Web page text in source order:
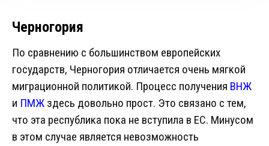
Черногория
По сравнению с большинством европейских
государств, Черногория отличается очень мягкой
миграционной политикой. Процесс получения ВНЖ
и ПМЖ здесь довольно прост. Это связано с тем,
что эта республика пока не вступила в ЕС. Минусом
в этом случае является невозможность